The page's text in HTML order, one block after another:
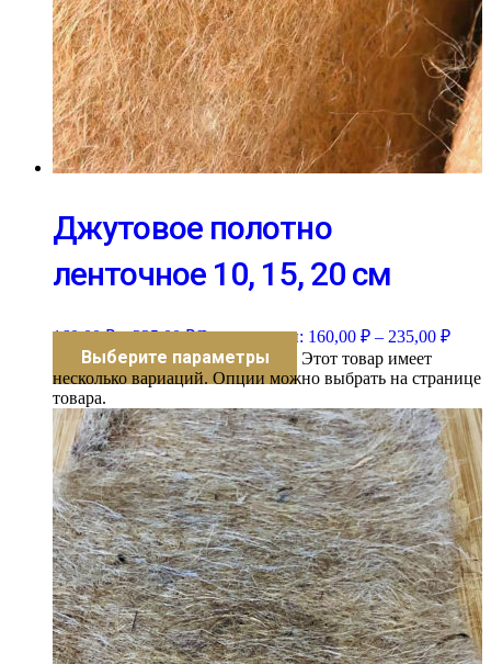
Джутовое полотно
ленточное 10, 15, 20 см
160,00₽ – 235,00₽Диапазон цен: 160,00 ₽ – 235,00 ₽
Выберите параметры
Этот товар имеет
несколько вариаций. Опции можно выбрать на странице
товара.